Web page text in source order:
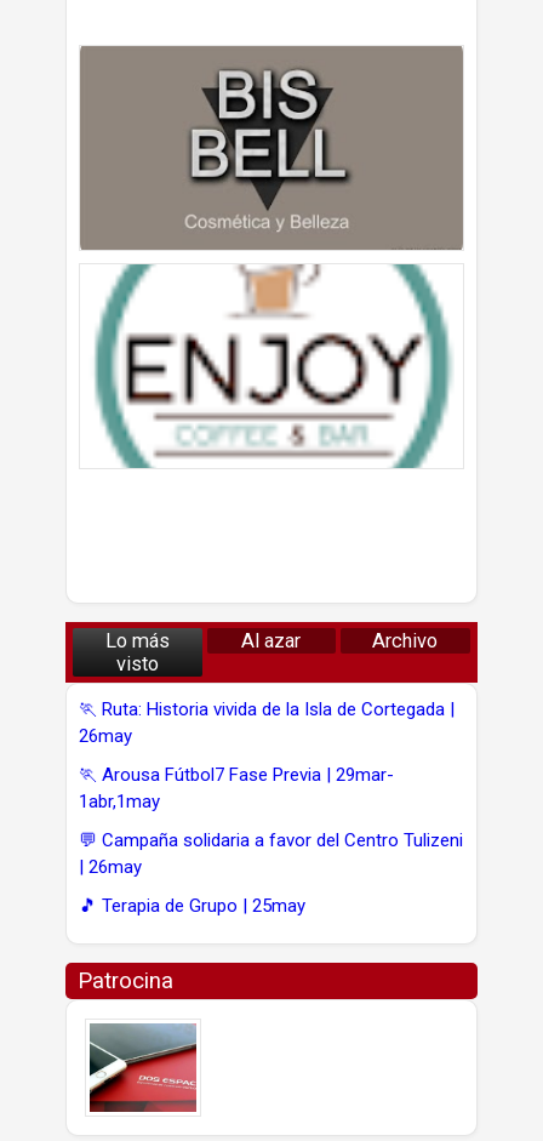
Lo más
visto
Al azar Archivo
🏃 Ruta: Historia vivida de la Isla de Cortegada |
26may
🏃 Arousa Fútbol7 Fase Previa | 29mar-
1abr,1may
💬 Campaña solidaria a favor del Centro Tulizeni
| 26may
🎵 Terapia de Grupo | 25may
Patrocina